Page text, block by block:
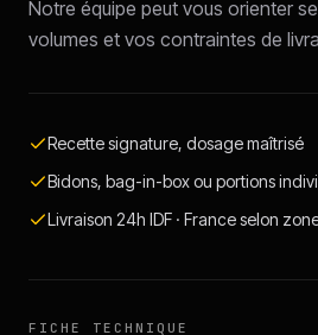
Notre équipe peut vous orienter
volumes et vos contraintes de
Recette signature, dosage maîtrisé
Bidons, bag-in-box ou portions
Livraison 24h IDF · France selon
FICHE TECHNIQUE